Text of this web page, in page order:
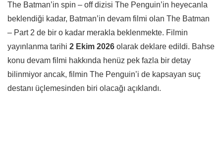
The Batman’in spin – off dizisi The Penguin’in heyecanla
beklendiği kadar, Batman’in devam filmi olan The Batman
– Part 2 de bir o kadar merakla beklenmekte. Filmin
yayınlanma tarihi 2 Ekim 2026 olarak deklare edildi. Bahse
konu devam filmi hakkında henüz pek fazla bir detay
bilinmiyor ancak, filmin The Penguin’i de kapsayan suç
destanı üçlemesinden biri olacağı açıklandı.